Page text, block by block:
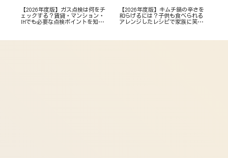
【2026年度版】ガス点検は何をチ
ェックする？賃貸・マンション・
IHでも必要な点検ポイントを知っ
【2026年度版】キムチ鍋の辛さを
和らげるには？子供も食べられる
アレンジしたレシピで家族に笑顔